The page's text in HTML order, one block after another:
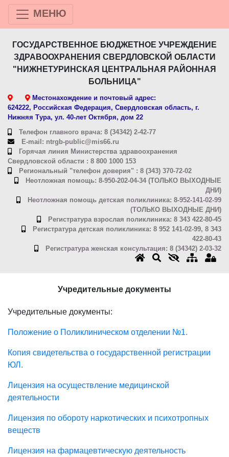
МЕНЮ
ГОСУДАРСТВЕННОЕ БЮДЖЕТНОЕ УЧРЕЖДЕНИЕ
ЗДРАВООХРАНЕНИЯ СВЕРДЛОВСКОЙ ОБЛАСТИ
"НИЖНЕТУРИНСКАЯ ЦЕНТРАЛЬНАЯ РАЙОННАЯ
БОЛЬНИЦА"
Местонахождение и почтовый адрес:
624222, Российская Федерация, Свердловская область, г.
Нижняя Тура, ул. 40-лет Октября, дом 22
Телефон главного врача: 8 (34342) 2-42-77
E-mail: ntrgb-public@mis66.ru
Горячая линия Министерства здравоохранения
Свердловской области : 8 800 1000 153
Региональный "телефон доверия" : 8 (343) 370-72-02
Неотложная помощь: 8-950-202-04-34 (ТОЛЬКО ВЫХОДНЫЕ
ДНИ)
Неотложная помощь детская поликлиника: 8-952-141-02-99
(ТОЛЬКО ВЫХОДНЫЕ ДНИ)
Регистратура взрослая поликлиника: 8 343 422-80-45
Регистратура детская поликлиника: 8 952 141-02-99, 8 343
422-80-43
Регистратура женская консультация: 8 (34342) 2-03-32
Учредительные документы
Учредительные документы:
Положение о Поликлиническом отделении №1.
Копия свидетельства о государственной регистрации
ЮЛ.
Лицензия на осуществление медицинской
деятельности
Лицензия по обороту наркотических и психотропных
веществ
Лицензия на фармацевтическую деятельность